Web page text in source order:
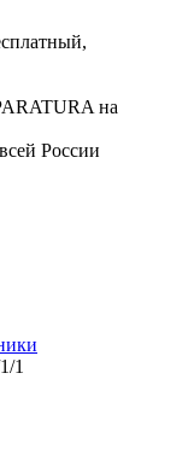
на
России
1